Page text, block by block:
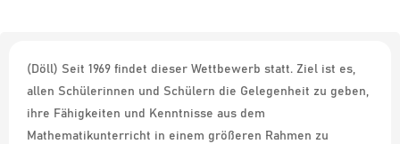
(Döll) Seit 1969 findet dieser Wettbewerb statt. Ziel ist es,
allen Schülerinnen und Schülern die Gelegenheit zu geben,
ihre Fähigkeiten und Kenntnisse aus dem
Mathematikunterricht in einem größeren Rahmen zu